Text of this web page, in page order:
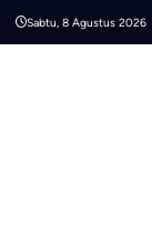
Sabtu, 8 Agustus 2026